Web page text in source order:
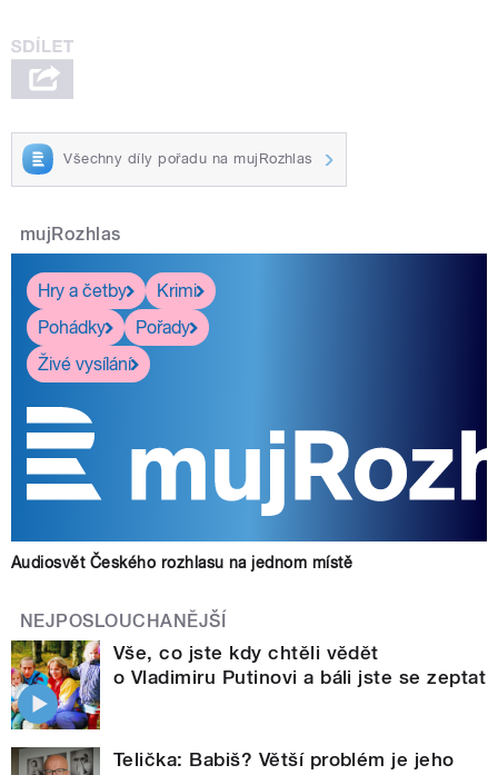
Všechny díly pořadu na mujRozhlas
mujRozhlas
Hry a četby
Krimi
Pohádky
Pořady
Živé vysílání
Audiosvět Českého rozhlasu na jednom místě
NEJPOSLOUCHANĚJŠÍ
Vše, co jste kdy chtěli vědět
o Vladimiru Putinovi a báli jste se zeptat
Telička: Babiš? Větší problém je jeho